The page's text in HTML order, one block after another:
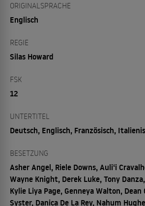
ORIGINALSPRACHE
Englisch
REGIE
Silas Howard
FSK
12
UNTERTITEL
Deutsch, Englisch, Französisch,
BESETZUNG
Asher Angel, Riele Downs, Auliʻi
Wayne Knight, Derek Luke, Tony
Kylie Liya Page, Genneya Walton,
Syster, Danica De La Rey, Nahum